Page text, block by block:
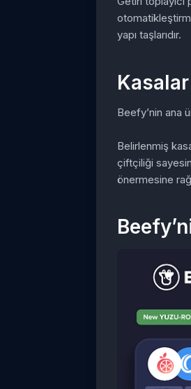
yapı taşlarıdır.
Kasalar
Beefy’nin ana
Belirlenmiş
çiftçiliği
önermesine